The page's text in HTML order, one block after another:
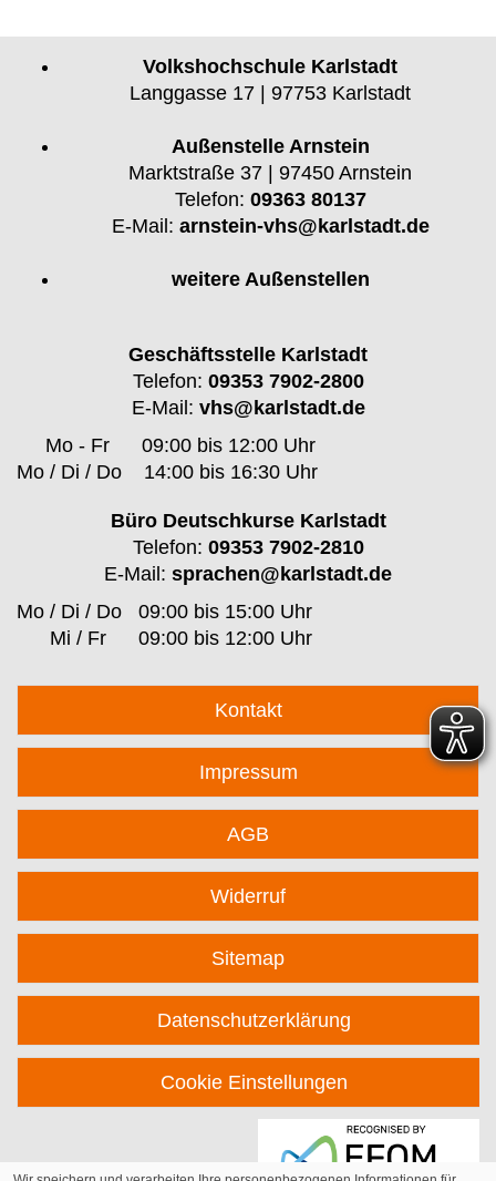
Volkshochschule Karlstadt
Langgasse 17 | 97753 Karlstadt
Außenstelle Arnstein
Marktstraße 37 | 97450 Arnstein
Telefon: 09363 80137
E-Mail: arnstein-vhs@karlstadt.de
weitere Außenstellen
Geschäftsstelle Karlstadt
Telefon: 09353 7902-2800
E-Mail: vhs@karlstadt.de
Mo - Fr
09:00 bis 12:00 Uhr
Mo / Di / Do
14:00 bis 16:30 Uhr
Büro Deutschkurse Karlstadt
Telefon: 09353 7902-2810
E-Mail: sprachen@karlstadt.de
Mo / Di / Do 09:00 bis 15:00 Uhr
Mi / Fr
09:00 bis 12:00 Uhr
Kontakt
Impressum
AGB
Widerruf
Sitemap
Datenschutzerklärung
Cookie Einstellungen